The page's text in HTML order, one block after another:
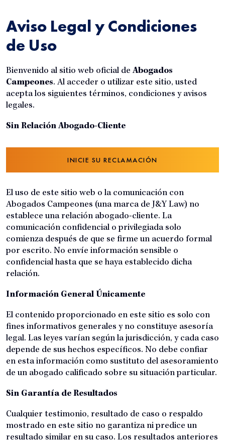
Aviso Legal y Condiciones
de Uso
Bienvenido al sitio web oficial deAbogados
Campeones. Al acceder o utilizar este sitio, usted
acepta los siguientes términos, condiciones y avisos
legales.
Sin Relación Abogado-Cliente
INICIE SU RECLAMACIÓN
El uso de este sitio web o la comunicación con
Abogados Campeones (una marca de J&Y Law) no
establece una relación abogado-cliente. La
comunicación confidencial o privilegiada solo
comienza después de que se firme un acuerdo formal
por escrito. No envíe información sensible o
confidencial hasta que se haya establecido dicha
relación.
Información General Únicamente
El contenido proporcionado en este sitio es solo con
fines informativos generales y no constituye asesoría
legal. Las leyes varían según la jurisdicción, y cada caso
depende de sus hechos específicos. No debe confiar
en esta información como sustituto del asesoramiento
de un abogado calificado sobre su situación particular.
Sin Garantía de Resultados
Cualquier testimonio, resultado de caso o respaldo
mostrado en este sitio no garantiza ni predice un
resultado similar en su caso. Los resultados anteriores